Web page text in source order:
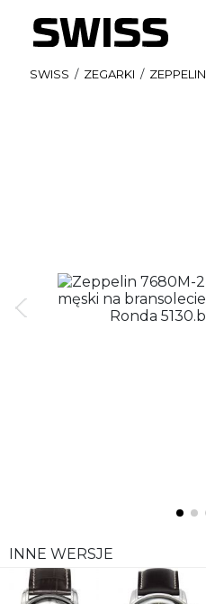
SWISS / ZEGARKI / ZEPPELIN
INNE WERSJE